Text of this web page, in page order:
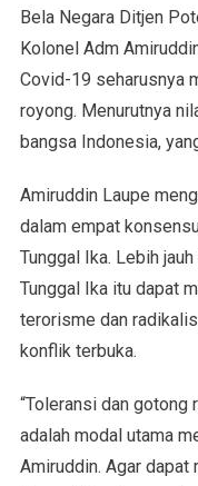
Bela Negara Ditjen
Kolonel Adm
Covid-19 seharusnya
royong. Menurutnya
bangsa Indonesia,
Amiruddin Laupe
dalam empat
Tunggal Ika. Lebih
Tunggal Ika itu dapat
terorisme dan
konflik terbuka.
“Toleransi dan gotong
adalah modal utama
Amiruddin. Agar dapat